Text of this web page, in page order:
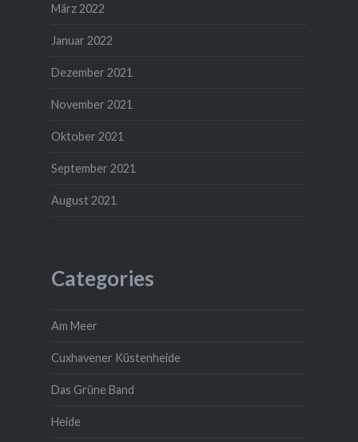
März 2022
Januar 2022
Dezember 2021
November 2021
Oktober 2021
September 2021
August 2021
Categories
Am Meer
Cuxhavener Küstenheide
Das Grüne Band
Heide